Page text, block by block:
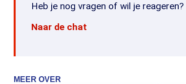
Heb je nog vragen of wil je
Naar de chat
MEER OVER